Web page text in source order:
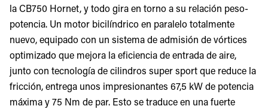
la CB750 Hornet, y todo gira en torno a su relación peso-
potencia. Un motor bicilíndrico en paralelo totalmente
nuevo, equipado con un sistema de admisión de vórtices
optimizado que mejora la eficiencia de entrada de aire,
junto con tecnología de cilindros super sport que reduce la
fricción, entrega unos impresionantes 67,5 kW de potencia
máxima y 75 Nm de par. Esto se traduce en una fuerte